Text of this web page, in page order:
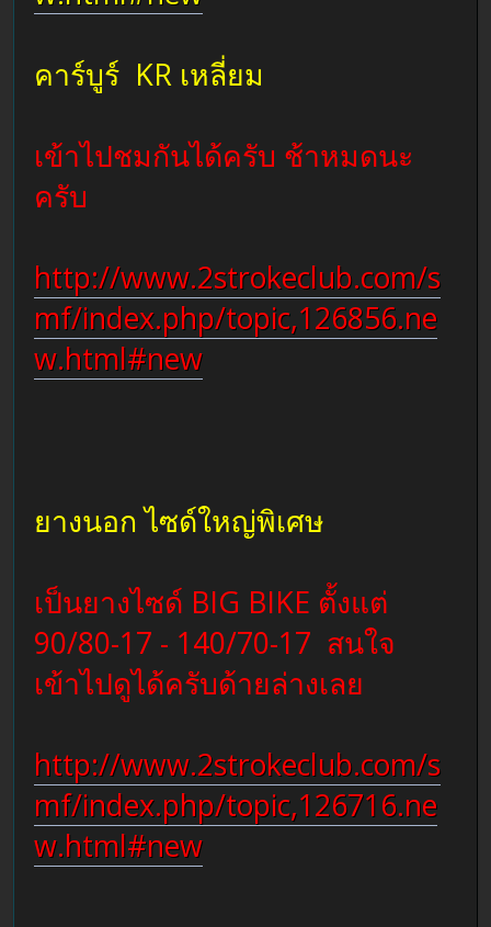
คาร์บูร์ KR เหลี่ยม
เข้าไปชมกันได้ครับ ช้าหมดนะ
ครับ
http://www.2strokeclub.com/s
mf/index.php/topic,126856.ne
w.html#new
ยางนอก ไซด์ใหญ่พิเศษ
เป็นยางไซด์ BIG BIKE ตั้งแต่
90/80-17 - 140/70-17 สนใจ
เข้าไปดูได้ครับด้ายล่างเลย
http://www.2strokeclub.com/s
mf/index.php/topic,126716.ne
w.html#new